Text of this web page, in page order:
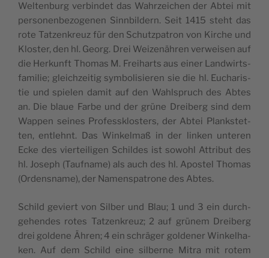
Wel­ten­burg ver­bin­det das Wahr­zei­chen der Abtei mit
per­so­nen­be­zo­ge­nen Sinn­bil­dern. Seit 1415 steht das
rote Tatzen­kreuz für den Schutz­pa­tron von Kir­che und
Klos­ter, den hl. Georg. Drei Wei­ze­näh­ren ver­wei­sen auf
die Her­kunft Tho­mas M. Freiharts aus einer Land­wir­ts­
fa­mi­lie; gleich­zei­tig sym­bo­li­sie­ren sie die hl. Eucha­ris­
tie und spie­len damit auf den Wahls­pruch des Abtes
an. Die blaue Far­be und der grü­ne Drei­berg sind dem
Wap­pen sei­nes Pro­fess­klos­ters, der Abtei Planks­tet­
ten, entlehnt. Das Win­kel­maß in der lin­ken unte­ren
Ecke des vier­tei­li­gen Schil­des ist sowohl Attri­but des
hl. Joseph (Tauf­na­me) als auch des hl. Apos­tel Tho­mas
(Ordens­na­me), der Namens­pa­tro­ne des Abtes.
Schild geviert von Sil­ber und Blau; 1 und 3 ein durch­
gehen­des rotes Tatzen­kreuz; 2 auf grü­nem Drei­berg
drei gol­de­ne Ähren; 4 ein schrä­ger gol­de­ner Win­kelha­
ken. Auf dem Schild eine sil­ber­ne Mitra mit rotem